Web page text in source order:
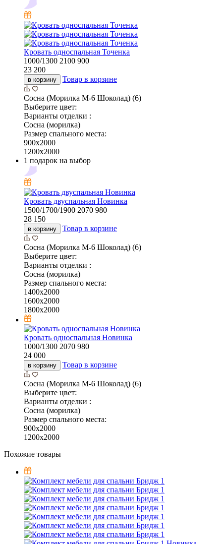
Кровать односпальная Точенка
1000/1300 2100 900
23 200
в корзину Товар в корзине
Сосна (Морилка М-6 Шоколад) (6)
Выберите цвет:
Варианты отделки :
Сосна (морилка)
Размер спального места:
900х2000
1200х2000
1 подарок на выбор
Кровать двуспальная Новинка
1500/1700/1900 2070 980
28 150
в корзину Товар в корзине
Сосна (Морилка М-6 Шоколад) (6)
Выберите цвет:
Варианты отделки :
Сосна (морилка)
Размер спального места:
1400х2000
1600х2000
1800х2000
Кровать односпальная Новинка
1000/1300 2070 980
24 000
в корзину Товар в корзине
Сосна (Морилка М-6 Шоколад) (6)
Выберите цвет:
Варианты отделки :
Сосна (морилка)
Размер спального места:
900х2000
1200х2000
Похожие товары